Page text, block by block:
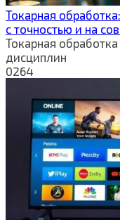
Токарная
с точностью и на
Токарная
дисциплин
0264